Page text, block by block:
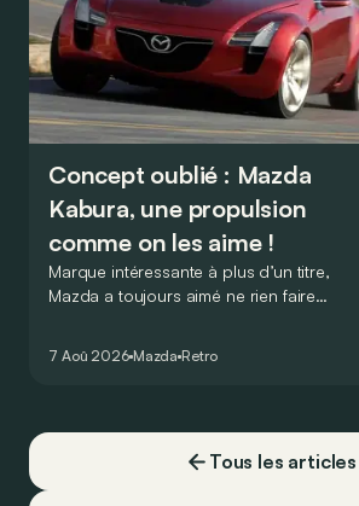
Concept oublié : Mazda
Kabura, une propulsion
comme on les aime !
Marque intéressante à plus d’un titre,
Mazda a toujours aimé ne rien faire
de la plus belle des manières…
7 Aoû 2026 Mazda Retro
Tous les articles